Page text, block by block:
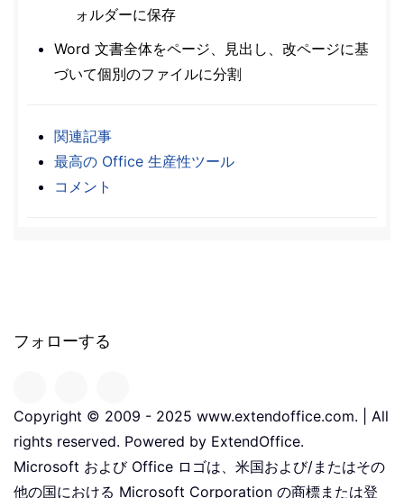
ォルダーに保存
Word 文書全体をページ、見出し、改ページに基
づいて個別のファイルに分割
関連記事
最高の Office 生産性ツール
コメント
フォローする
Copyright © 2009 - 2025 www.extendoffice.com. | All
rights reserved. Powered by ExtendOffice.
Microsoft および Office ロゴは、米国および/またはその
他の国における Microsoft Corporation の商標または登